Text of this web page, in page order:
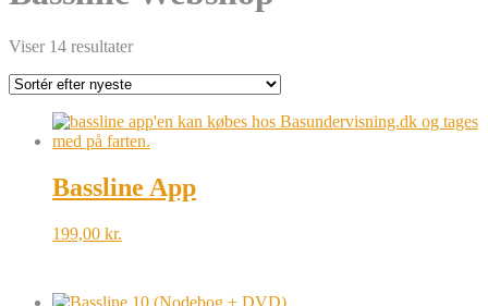
Viser 14 resultaterSorteret
Bassline App
199,00 kr.